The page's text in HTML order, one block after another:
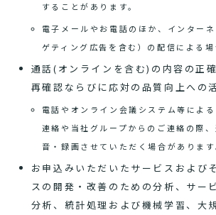
することがあります。
電子メールやお電話のほか、インター
ゲティング広告を含む）の配信による場
通話(オンラインを含む)の内容の正
再確認ならびに応対の品質向上への
電話やオンライン会議システム等によ
連絡や当社グループからのご連絡の際
音・録画させていただく場合があります
お申込みいただいたサービスおよび
スの開発・改善のための分析、サー
分析、統計処理および機械学習、大